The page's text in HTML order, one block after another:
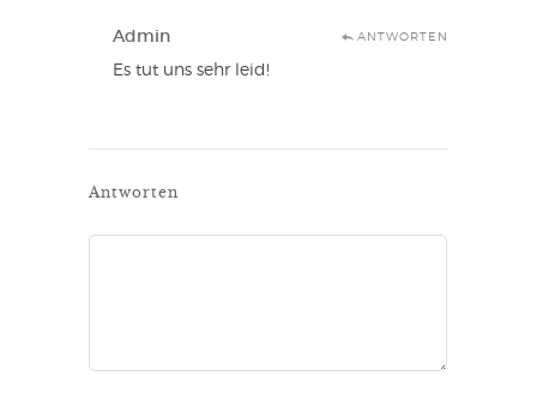
Admin ANTWORTEN
Es tut uns sehr leid!
Antworten